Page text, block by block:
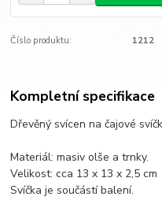
Číslo produktu: 1212
Kompletní specifikace
Dřevěný svícen na čajové
Materiál: masiv olše a trnky.
Velikost: cca 13 x 13 x 2,5 cm
Svíčka je součástí balení.